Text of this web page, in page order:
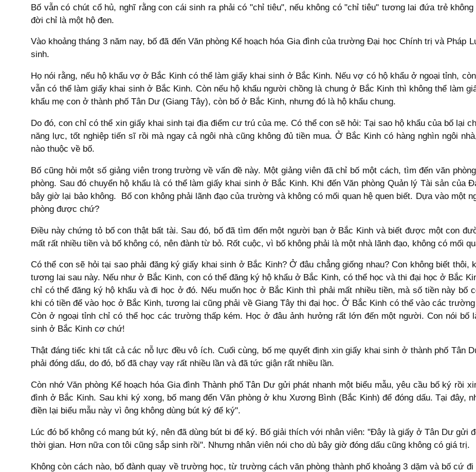
Bố vẫn có chút cổ hủ, nghĩ rằng con cái sinh ra phải có "chỉ tiêu", nếu không có "chỉ tiêu" tương lai đứa trẻ
đời chỉ là một hộ đen.
Vào khoảng tháng 3 năm nay, bố đã đến Văn phòng Kế hoạch hóa Gia đình của trường Đại học Chính trị và Pháp
sinh.
Họ nói rằng, nếu hộ khẩu vợ ở Bắc Kinh có thể làm giấy khai sinh ở Bắc Kinh. Nếu vợ có hộ khẩu ở ngoại tỉnh,
vẫn có thể làm giấy khai sinh ở Bắc Kinh. Còn nếu hộ khẩu người chồng là chung ở Bắc Kinh thì không thể làm
khẩu mẹ con ở thành phố Tân Dư (Giang Tây), còn bố ở Bắc Kinh, nhưng đó là hộ khẩu chung.
Do đó, con chỉ có thể xin giấy khai sinh tại địa điểm cư trú của mẹ. Có thể con sẽ hỏi: Tại sao hộ khẩu của bố lại
năng lực, tốt nghiệp tiến sĩ rồi mà ngay cả ngôi nhà cũng không đủ tiền mua. Ở Bắc Kinh có hàng nghìn ngôi
nào thuộc về bố.
Bố cũng hỏi một số giảng viên trong trường về vấn đề này. Một giảng viên đã chỉ bố một cách, tìm đến văn
phòng. Sau đó chuyển hộ khẩu là có thể làm giấy khai sinh ở Bắc Kinh. Khi đến Văn phòng Quản lý Tài sản của
bây giờ lại bảo không. Bố con không phải lãnh đạo của trường và không có mối quan hệ quen biết. Dựa vào một
phòng được chứ?
Điều này chứng tỏ bố con thật bất tài. Sau đó, bố đã tìm đến một người bạn ở Bắc Kinh và biết được một con
mất rất nhiều tiền và bố không có, nên đành từ bỏ. Rốt cuộc, vì bố không phải là một nhà lãnh đạo, không có mối
Có thể con sẽ hỏi tại sao phải đăng ký giấy khai sinh ở Bắc Kinh? Ở đâu chẳng giống nhau? Con không biết thôi,
tương lai sau này. Nếu như ở Bắc Kinh, con có thể đăng ký hộ khẩu ở Bắc Kinh, có thể học và thi đại học ở Bắc
chỉ có thể đăng ký hộ khẩu và đi học ở đó. Nếu muốn học ở Bắc Kinh thì phải mất nhiều tiền, mà số tiền này bố
khi có tiền để vào học ở Bắc Kinh, tương lai cũng phải về Giang Tây thi đại học. Ở Bắc Kinh có thể vào các
Còn ở ngoại tỉnh chỉ có thể học các trường thấp kém. Học ở đâu ảnh hưởng rất lớn đến một người. Con nói bố
sinh ở Bắc Kinh cơ chứ!
Thật đáng tiếc khi tất cả các nỗ lực đều vô ích. Cuối cùng, bố mẹ quyết định xin giấy khai sinh ở thành phố Tân
phải đóng dấu, do đó, bố đã chạy vạy rất nhiều lần và đã tức giận rất nhiều lần.
Còn nhớ Văn phòng Kế hoạch hóa Gia đình Thành phố Tân Dư gửi phát nhanh một biểu mẫu, yêu cầu bố ký rồi
đình ở Bắc Kinh. Sau khi ký xong, bố mang đến Văn phòng ở khu Xương Bình (Bắc Kinh) để đóng dấu. Tại đây,
điền lại biểu mẫu này vì ông không dùng bút ký để ký".
Lúc đó bố không có mang bút ký, nên đã dùng bút bi để ký. Bố giải thích với nhân viên: "Đây là giấy ở Tân Dư gửi
thời gian. Hơn nữa con tôi cũng sắp sinh rồi". Nhưng nhân viên nói cho dù bây giờ đóng dấu cũng không có giá trị.
Không còn cách nào, bố đành quay về trường học, từ trường cách văn phòng thành phố khoảng 3 dặm và bố cứ